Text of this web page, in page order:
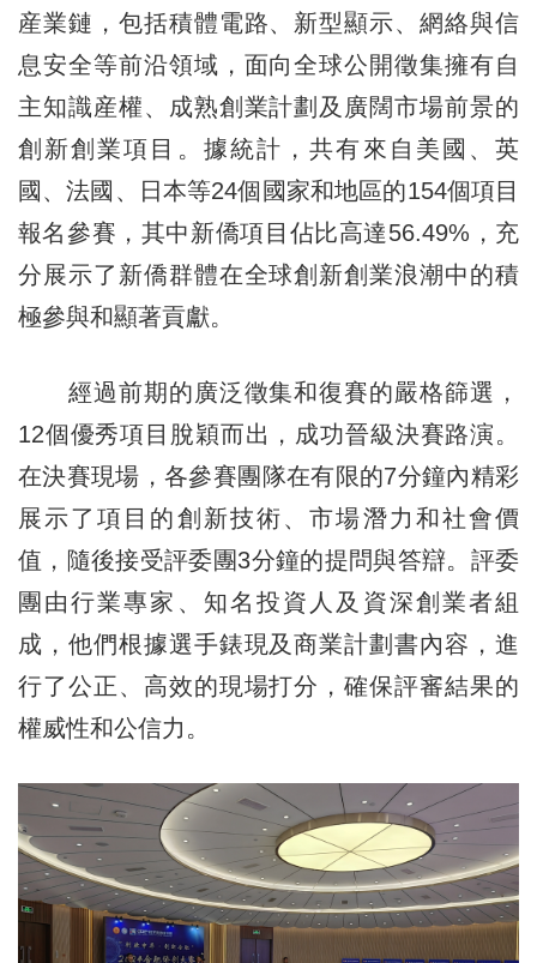
産業鏈，包括積體電路、新型顯示、網絡與信
息安全等前沿領域，面向全球公開徵集擁有自
主知識産權、成熟創業計劃及廣闊市場前景的
創新創業項目。據統計，共有來自美國、英
國、法國、日本等24個國家和地區的154個項目
報名參賽，其中新僑項目佔比高達56.49%，充
分展示了新僑群體在全球創新創業浪潮中的積
極參與和顯著貢獻。
經過前期的廣泛徵集和復賽的嚴格篩選，
12個優秀項目脫穎而出，成功晉級決賽路演。
在決賽現場，各參賽團隊在有限的7分鐘內精彩
展示了項目的創新技術、市場潛力和社會價
值，隨後接受評委團3分鐘的提問與答辯。評委
團由行業專家、知名投資人及資深創業者組
成，他們根據選手錶現及商業計劃書內容，進
行了公正、高效的現場打分，確保評審結果的
權威性和公信力。